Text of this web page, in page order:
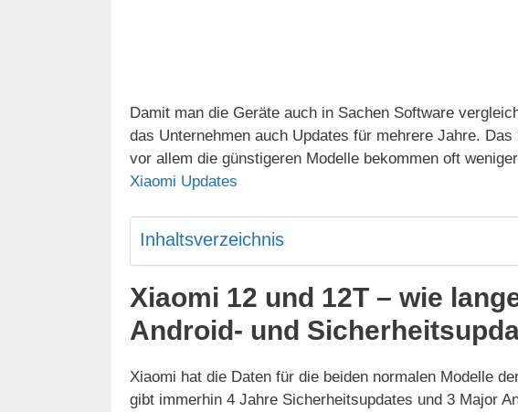
Damit man die Geräte auch in Sachen Software
das Unternehmen auch Updates für mehrere Jahre.
vor allem die günstigeren Modelle bekommen oft
Xiaomi Updates
Inhaltsverzeichnis
Xiaomi 12 und 12T – wie
Android- und
Xiaomi hat die Daten für die beiden normalen Modelle
gibt immerhin 4 Jahre Sicherheitsupdates und 3 Major